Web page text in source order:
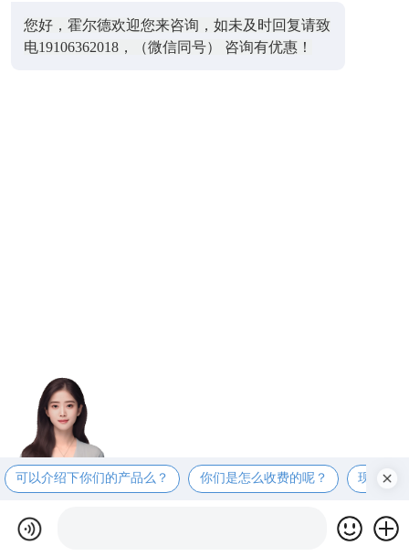
您好，霍尔德欢迎您来咨询，如未及时回复请致
电19106362018，（微信同号） 咨询有优惠！
可以介绍下你们的产品么？ 你们是怎么收费的呢？ 现在有